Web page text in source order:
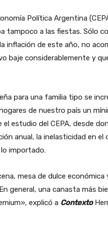
Política Argentina
tampoco a las fiestas. Sólo
inflación de este año, no
baje considerablemente y
para una familia tipo se
de nuestro país un
estudio del CEPA, desde
anual, la inelasticidad en el
importado.
mesa de dulce económica
general, una canasta más
explicó a Contexto